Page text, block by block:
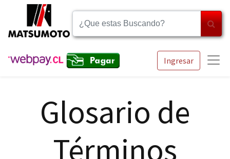
Ingresar
Glosario de
Términos